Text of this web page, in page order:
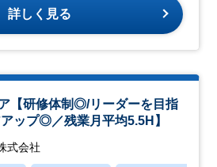
詳しく見る
【研修体制◎/リーダーを目指
ップ◎／残業月平均5.5H】
式会社